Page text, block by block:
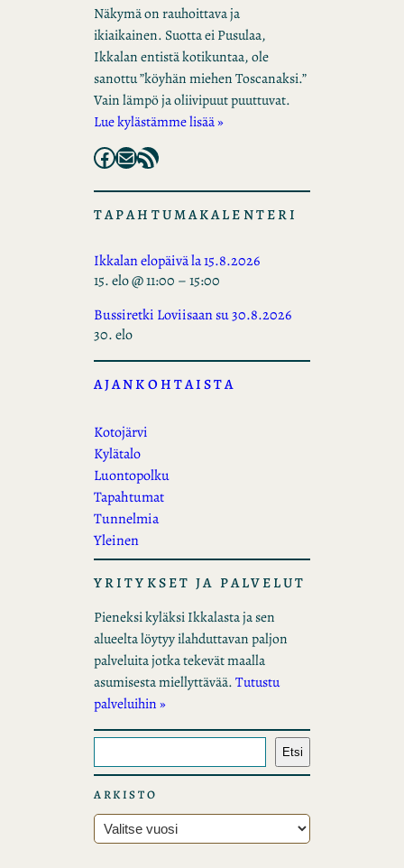
Näkymä on rauhoittava ja
ikiaikainen. Suotta ei Pusulaa,
Ikkalan entistä kotikuntaa, ole
sanottu ”köyhän miehen Toscanaksi.”
Vain lämpö ja oliivipuut puuttuvat.
Lue kylästämme lisää »
Facebook Mail RSS Feed
TAPAHTUMAKALENTERI
Ikkalan elopäivä la 15.8.2026
15. elo @ 11:00 –15:00
Bussiretki Loviisaan su 30.8.2026
30. elo
AJANKOHTAISTA
Kotojärvi
Kylätalo
Luontopolku
Tapahtumat
Tunnelmia
Yleinen
YRITYKSET JA PALVELUT
Pieneksi kyläksi Ikkalasta ja sen
alueelta löytyy ilahduttavan paljon
palveluita jotka tekevät maalla
asumisesta miellyttävää.Tutustu
palveluihin »
t
s
i
Etsi
ARKISTO
A
r